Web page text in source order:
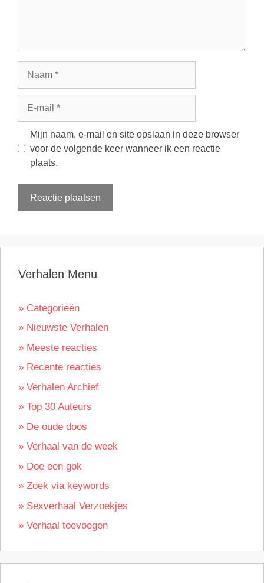
Mijn naam, e-mail en site opslaan in deze browser
voor de volgende keer wanneer ik een reactie
plaats.
Verhalen Menu
» Categorieën
» Nieuwste Verhalen
» Meeste reacties
» Recente reacties
» Verhalen Archief
» Top 30 Auteurs
» De oude doos
» Verhaal van de week
» Doe een gok
» Zoek via keywords
» Sexverhaal Verzoekjes
» Verhaal toevoegen